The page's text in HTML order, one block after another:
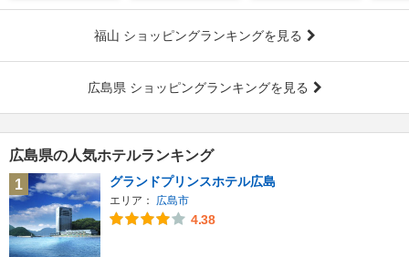
福山 ショッピングランキングを見る
広島県 ショッピングランキングを見る
広島県の人気ホテルランキング
1
グランドプリンスホテル広島
エリア： 広島市
4.38